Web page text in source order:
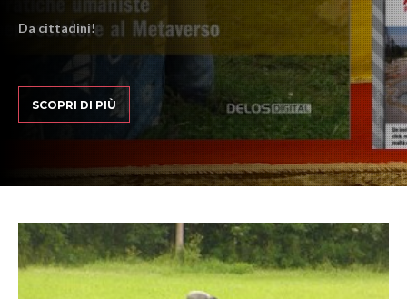
Da cittadini!
SCOPRI DI PIÙ